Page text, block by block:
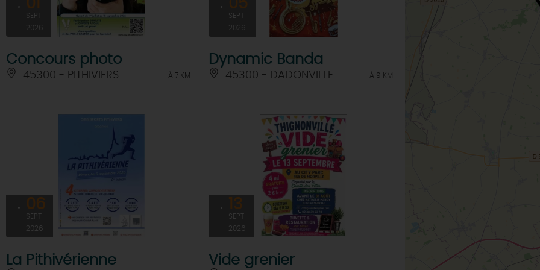
01
SEPT
2026
Concours photo
45300 - PITHIVIERS À 7 KM
05
SEPT
2026
Dynamic Banda
45300 - DADONVILLE À 9 KM
06
SEPT
2026
La Pithivérienne
13
SEPT
2026
Vide grenier